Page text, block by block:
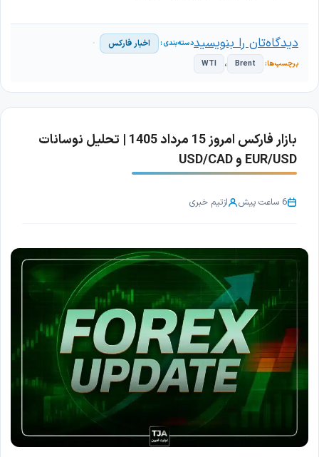
اخبار فارکس
Brent ، WTI
دیدگاه‌تان را بنویسید
بازار فارکس امروز 15 مرداد 1405 | تحلیل نوسانات
EUR/USD و USD/CAD
6 ساعت پیش ازتیم خبری